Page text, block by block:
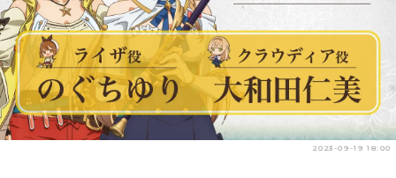
アニメ記事一覧 声優記事一覧
アニメ映画一覧 実写化映画一覧
今期アニメ曜日別一覧
春アニメ
2023-09-19 18:00